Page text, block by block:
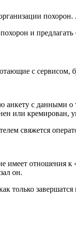
и
с сервисом,
с данными
или кремирован,
свяжется
имеет отношения
он.
только